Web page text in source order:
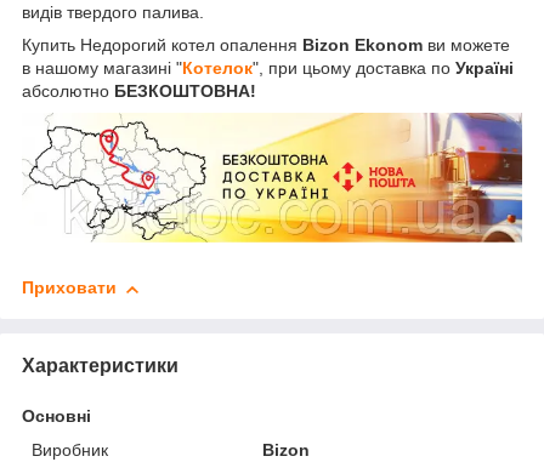
видів твердого палива.
Купить Недорогий котел опалення Bizon Ekonom ви можете
в нашому магазині "Котелок", при цьому доставка по Україні
абсолютно БЕЗКОШТОВНА!
Приховати
Характеристики
Основні
Виробник
Bizon